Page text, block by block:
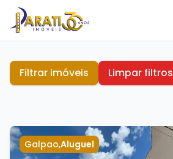
Filtrar imóveis Limpar filtros
Galpao,Aluguel